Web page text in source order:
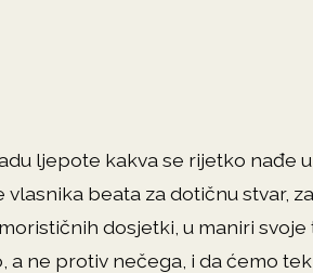
ljepote kakva se rijetko nađe
vlasnika beata za dotičnu stvar,
dosjetki, u maniri svoje
ne protiv nečega, i da ćemo